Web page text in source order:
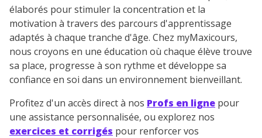
élaborés pour stimuler la concentration et la
motivation à travers des parcours d'apprentissage
adaptés à chaque tranche d'âge. Chez myMaxicours,
nous croyons en une éducation où chaque élève trouve
sa place, progresse à son rythme et développe sa
confiance en soi dans un environnement bienveillant.
Profitez d'un accès direct à nos Profs en ligne pour
une assistance personnalisée, ou explorez nos
exercices et corrigés pour renforcer vos